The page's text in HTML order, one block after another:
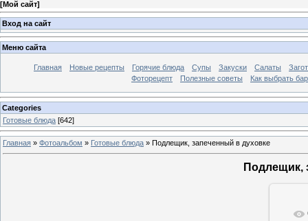
[Мой сайт]
Вход на сайт
Меню сайта
Главная Новые рецепты Горячие блюда Супы Закуски Салаты
Фоторецепт
Полезные советы Как выбрать
Categories
Готовые блюда [642]
Главная » Фотоальбом » Готовые блюда » Подлещик, запеченный в духовке
Подлещик,